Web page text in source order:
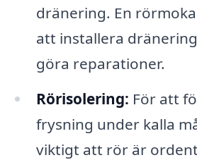
dränering. En
att installera
göra reparationer.
Rörisolering: För att
frysning under kalla
viktigt att rör är